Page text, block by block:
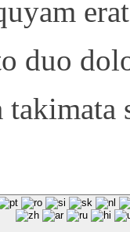
duo